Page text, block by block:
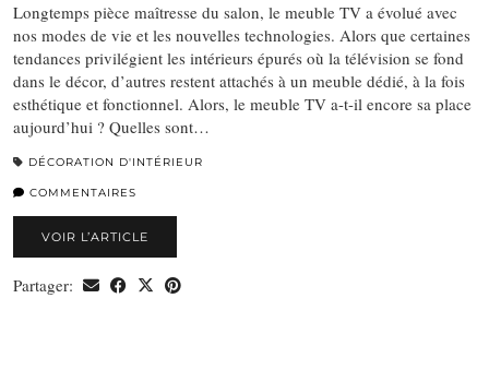
Longtemps pièce maîtresse du salon, le meuble TV a évolué avec
nos modes de vie et les nouvelles technologies. Alors que certaines
tendances privilégient les intérieurs épurés où la télévision se fond
dans le décor, d’autres restent attachés à un meuble dédié, à la fois
esthétique et fonctionnel. Alors, le meuble TV a-t-il encore sa place
aujourd’hui ? Quelles sont…
DÉCORATION D'INTÉRIEUR
COMMENTAIRES
VOIR L’ARTICLE
Partager: